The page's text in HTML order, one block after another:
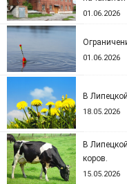
01.06.2026
01.06.2026
В
18.05.2026
В
коров.
15.05.2026